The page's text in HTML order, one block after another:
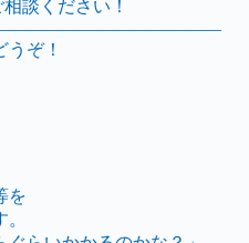
談ください！
ぞ！
を